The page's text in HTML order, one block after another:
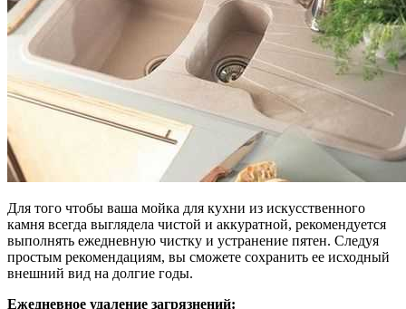
Для того чтобы ваша мойка для кухни из искусственного
камня всегда выглядела чистой и аккуратной, рекомендуется
выполнять ежедневную чистку и устранение пятен. Следуя
простым рекомендациям, вы сможете сохранить ее исходный
внешний вид на долгие годы.
Ежедневное удаление загрязнений: